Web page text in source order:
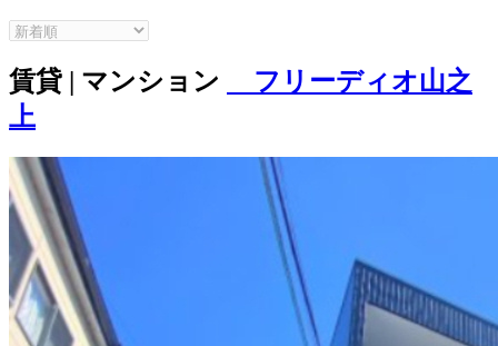
賃貸 | マンション
フリーディオ山之
上